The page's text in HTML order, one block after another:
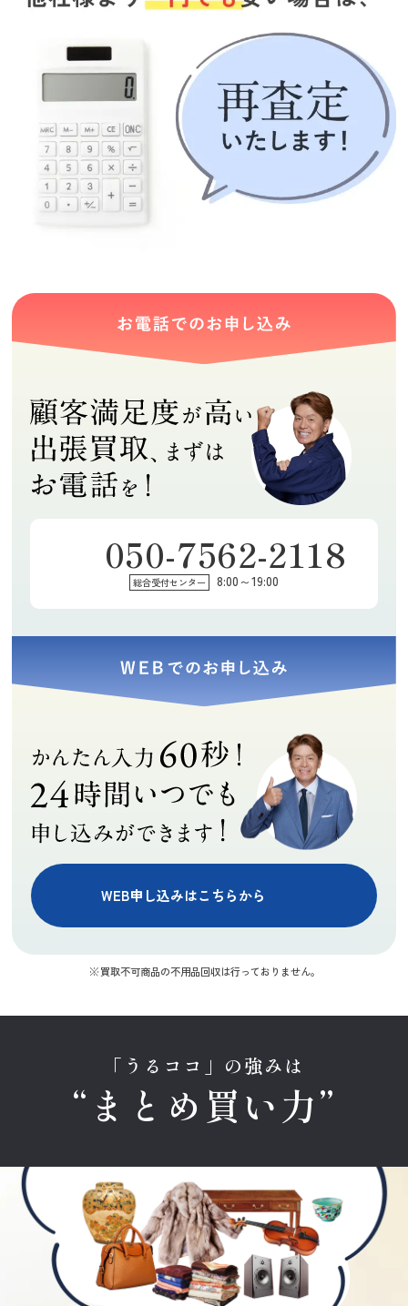
050-7562-2118
総合受付センター 8:00～19:00
WEB申し込みはこちらから
買取不可商品の不用品回収は行っておりません。
「うるココ」の強みは
“まとめ買い力”